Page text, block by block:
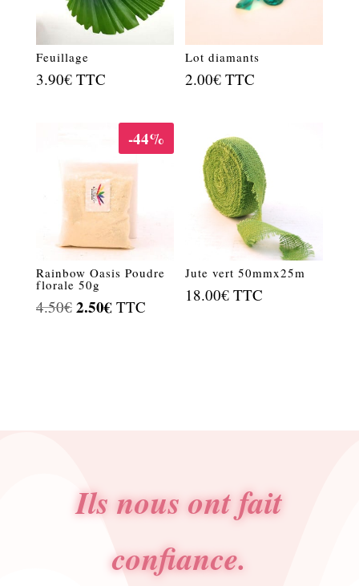
Feuillage
3.90€ TTC
Lot diamants
2.00€ TTC
-44%
Rainbow Oasis Poudre
florale 50g
4.50€ Le
2.50€Le
TTC
Jute vert 50mmx25m
18.00€ TTC
Ils nous ont fait
confiance.